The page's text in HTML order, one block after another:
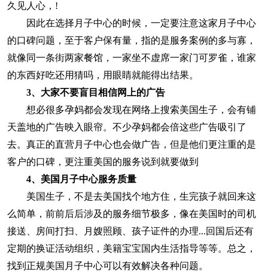
久见人心，!
因此在选择月子中心的时候，一定要注意这家月子中心
的口碑问题，至于客户保有量，指的是服务案例的多与寡，
就像同一条街两家餐馆，一家坐不虚席一家门可罗雀，谁家
的东西好吃还用猜吗，用眼睛就能得出结果。
3、大家不要盲目相信网上的广告
想必很多孕妈都会发现在网络上搜索美国生子，会有铺
天盖地的广告映入眼帘。不少孕妈都会倍这些广告吸引了
去。真正的直营月子中心也会做广告，但是他们更注重的是
客户的口碑，更注重美国的服务说到就要做到
4、美国月子中心服务质量
美国生子，不是去美国找个地方住，生完孩子就回来这
么简单，前前后后涉及的服务细节极多，像在美国时的司机
接送、房间打扫、月嫂照顾、孩子证件的办理...回国后还有
定期的换证活动组织，美籍宝宝国内生活指导等等。总之，
找到正规美国月子中心可以有效解决各种问题。